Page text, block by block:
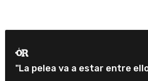
"La pelea va a estar entre